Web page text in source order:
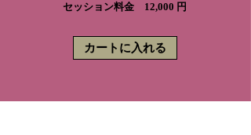
セッション料金 12,000 円
カートに入れる